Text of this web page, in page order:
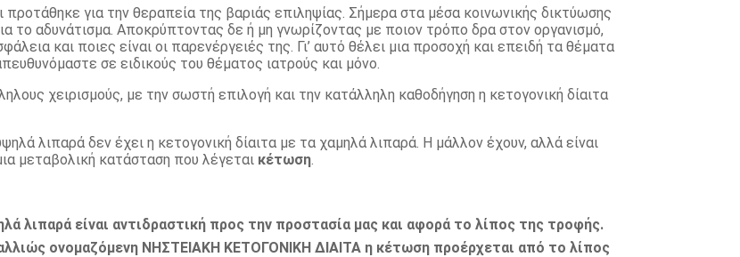
προτάθηκε για την θεραπεία της βαριάς επιληψίας. Σήμερα στα μέσα κοινωνικής δικτύωσης
το αδυνάτισμα. Αποκρύπτοντας δε ή μη γνωρίζοντας με ποιον τρόπο δρα στον οργανισμό,
και ποιες είναι οι παρενέργειές της. Γι’ αυτό θέλει μια προσοχή και επειδή τα θέματα
σε ειδικούς του θέματος ιατρούς και μόνο.
χειρισμούς, με την σωστή επιλογή και την κατάλληλη καθοδήγηση η κετογονική δίαιτα
λιπαρά δεν έχει η κετογονική δίαιτα με τα χαμηλά λιπαρά. Η μάλλον έχουν, αλλά είναι
μεταβολική κατάσταση που λέγεται κέτωση.
λιπαρά είναι αντιδραστική προς την προστασία μας και αφορά το λίπος της τροφής.
ονομαζόμενη ΝΗΣΤΕΙΑΚΗ ΚΕΤΟΓΟΝΙΚΗ ΔΙΑΙΤΑ η κέτωση προέρχεται από το λίπος